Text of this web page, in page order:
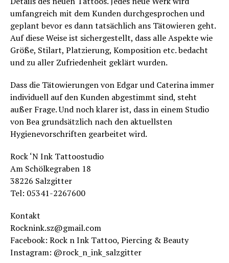
umfangreich mit dem Kunden durchgesprochen und
geplant bevor es dann tatsächlich ans Tätowieren geht.
Auf diese Weise ist sichergestellt, dass alle Aspekte wie
Größe, Stilart, Platzierung, Komposition etc. bedacht
und zu aller Zufriedenheit geklärt wurden.
Dass die Tätowierungen von Edgar und Caterina immer
individuell auf den Kunden abgestimmt sind, steht
außer Frage. Und noch klarer ist, dass in einem Studio
von Bea grundsätzlich nach den aktuellsten
Hygienevorschriften gearbeitet wird.
Rock ‘N Ink Tattoostudio
Am Schölkegraben 18
38226 Salzgitter
Tel: 05341-2267600
Kontakt
Rocknink.sz@gmail.com
Facebook: Rock n Ink Tattoo, Piercing & Beauty
Instagram: @rock_n_ink_salzgitter